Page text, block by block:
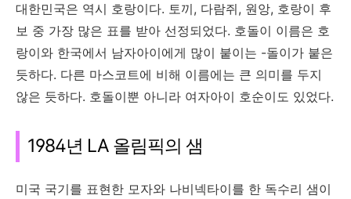
대한민국은 역시 호랑이다. 토끼, 다람쥐, 원앙, 호랑이 후
보 중 가장 많은 표를 받아 선정되었다. 호돌이 이름은 호
랑이와 한국에서 남자아이에게 많이 붙이는 -돌이가 붙은
듯하다. 다른 마스코트에 비해 이름에는 큰 의미를 두지
않은 듯하다. 호돌이뿐 아니라 여자아이 호순이도 있었다.
1984년 LA 올림픽의 샘
미국 국기를 표현한 모자와 나비넥타이를 한 독수리 샘이